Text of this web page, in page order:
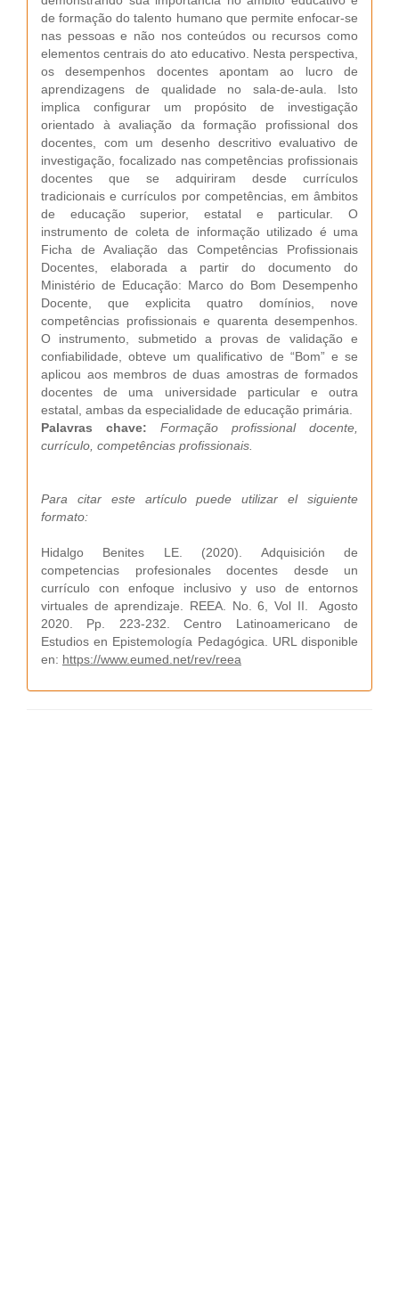
de formação do talento humano que permite enfocar-se
nas pessoas e não nos conteúdos ou recursos como
elementos centrais do ato educativo. Nesta perspectiva,
os desempenhos docentes apontam ao lucro de
aprendizagens de qualidade no sala-de-aula. Isto
implica configurar um propósito de investigação
orientado à avaliação da formação profissional dos
docentes, com um desenho descritivo evaluativo de
investigação, focalizado nas competências profissionais
docentes que se adquiriram desde currículos
tradicionais e currículos por competências, em âmbitos
de educação superior, estatal e particular. O
instrumento de coleta de informação utilizado é uma
Ficha de Avaliação das Competências Profissionais
Docentes, elaborada a partir do documento do
Ministério de Educação: Marco do Bom Desempenho
Docente, que explicita quatro domínios, nove
competências profissionais e quarenta desempenhos.
O instrumento, submetido a provas de validação e
confiabilidade, obteve um qualificativo de “Bom” e se
aplicou aos membros de duas amostras de formados
docentes de uma universidade particular e outra
estatal, ambas da especialidade de educação primária.
Palavras chave: Formação profissional docente,
currículo, competências profissionais.
Para citar este artículo puede utilizar el siguiente
formato:
Hidalgo Benites LE. (2020). Adquisición de
competencias profesionales docentes desde un
currículo con enfoque inclusivo y uso de entornos
virtuales de aprendizaje. REEA. No. 6, Vol II. Agosto
2020. Pp. 223-232. Centro Latinoamericano de
Estudios en Epistemología Pedagógica. URL disponible
en: https://www.eumed.net/rev/reea